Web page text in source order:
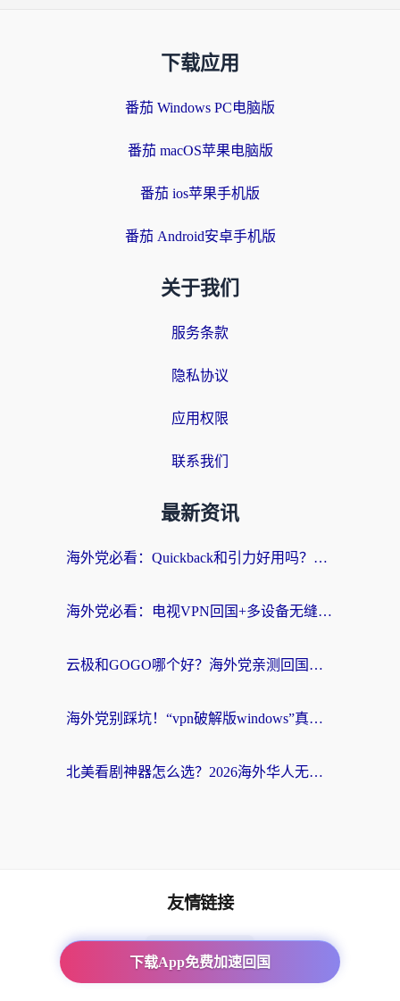
下载应用
番茄 Windows PC电脑版
番茄 macOS苹果电脑版
番茄 ios苹果手机版
番茄 Android安卓手机版
关于我们
服务条款
隐私协议
应用权限
联系我们
最新资讯
海外党必看：Quickback和引力好用吗？3分钟搞懂回国加速器怎么选
海外党必看：电视VPN回国+多设备无缝访问国内资源的实用指南
云极和GOGO哪个好？海外党亲测回国加速器选择指南（附iOS免费&Windows VPN实用技巧）
海外党别踩坑！“vpn破解版windows”真的能用？教你选对回国加速器无缝刷国内资源
北美看剧神器怎么选？2026海外华人无缝访问国内资源全攻略
下载App免费加速回国
友情链接
番茄加速器